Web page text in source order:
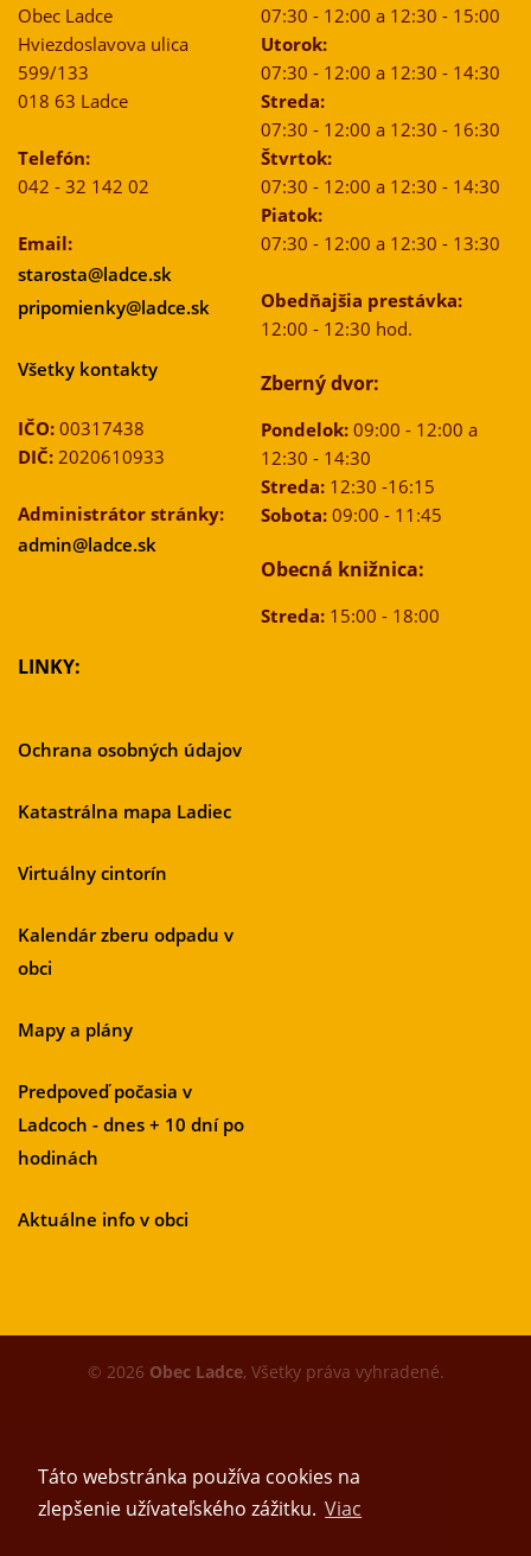
Táto webstránka používa cookies na
zlepšenie užívateľského zážitku. Viac
Obec Ladce
Hviezdoslavova ulica
599/133
018 63 Ladce
Telefón:
042 - 32 142 02
Email:
starosta@ladce.sk
pripomienky@ladce.sk
Všetky kontakty
IČO: 00317438
DIČ: 2020610933
Administrátor stránky:
admin@ladce.sk
07:30 - 12:00 a 12:30 - 15:00
Utorok:
07:30 - 12:00 a 12:30 - 14:30
Streda:
07:30 - 12:00 a 12:30 - 16:30
Štvrtok:
07:30 - 12:00 a 12:30 - 14:30
Piatok:
07:30 - 12:00 a 12:30 - 13:30
Obedňajšia prestávka:
12:00 - 12:30 hod.
Zberný dvor:
Pondelok:09:00 - 12:00 a
12:30 - 14:30
Streda:12:30 -16:15
Sobota:09:00 - 11:45
Obecná knižnica:
Streda:15:00 - 18:00
LINKY:
Ochrana osobných údajov
Katastrálna mapa Ladiec
Virtuálny cintorín
Kalendár zberu odpadu v
obci
Mapy a plány
Predpoveď počasia v
Ladcoch - dnes + 10 dní po
hodinách
Aktuálne info v obci
© 2026 Obec Ladce, Všetky práva vyhradené.